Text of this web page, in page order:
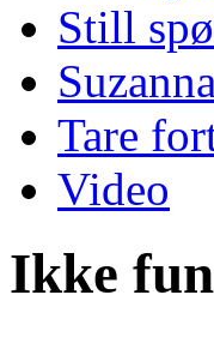
Still
Tare
Video
Ikke